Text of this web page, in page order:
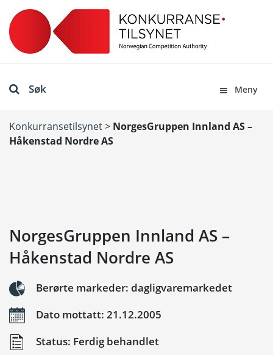
Søk Meny
Konkurransetilsynet> NorgesGruppen Innland AS –
Håkenstad Nordre AS
NorgesGruppen Innland AS –
Håkenstad Nordre AS
Berørte markeder: dagligvaremarkedet
Dato mottatt: 21.12.2005
Status: Ferdig behandlet